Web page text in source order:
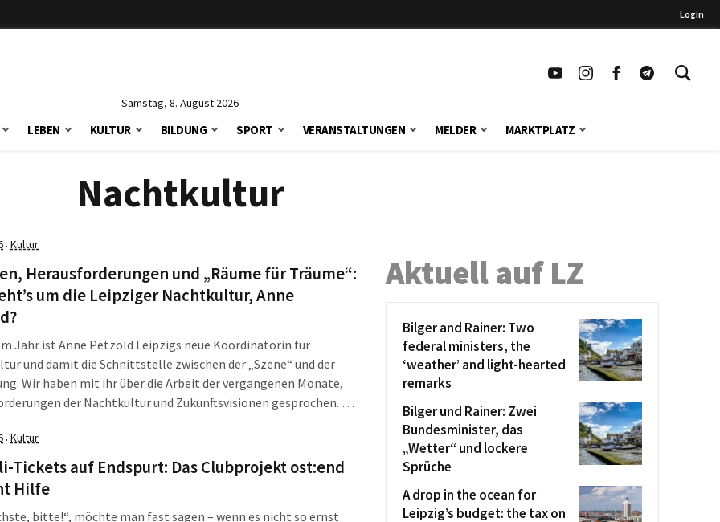
Login
Samstag, 8. August 2026
LEBEN KULTUR BILDUNG SPORT VERANSTALTUNGEN MELDER MARKTPLATZ
Nachtkultur
· Kultur
Herausforderungen und „Räume für Träume“:
um die Leipziger Nachtkultur, Anne
Jahr ist Anne Petzold Leipzigs neue Koordinatorin für
und damit die Schnittstelle zwischen der „Szene“ und der
Wir haben mit ihr über die Arbeit der vergangenen Monate,
der Nachtkultur und Zukunftsvisionen gesprochen. Für
Jahr die […]
· Kultur
Tickets auf Endspurt: Das Clubprojekt ost:end
Hilfe
bitte!“, möchte man fast sagen – wenn es nicht so ernst
Aktuell auf LZ
Bilger and Rainer: Two
federal ministers, the
‘weather’ and light-hearted
remarks
Bilger und Rainer: Zwei
Bundesminister, das
„Wetter“ und lockere
Sprüche
A drop in the ocean for
Leipzig’s budget: the tax on